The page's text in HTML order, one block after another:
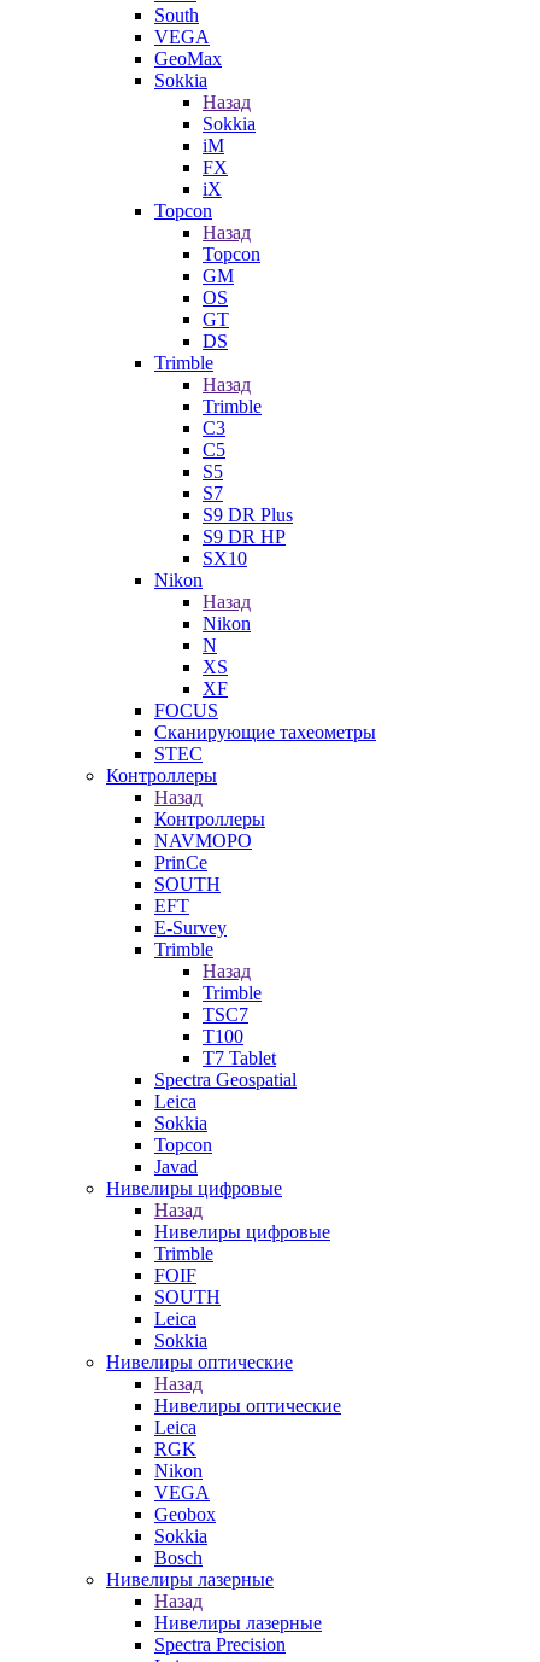
South
VEGA
GeoMax
Sokkia
Назад
Sokkia
iM
FX
iX
Topcon
Назад
Topcon
GM
OS
GT
DS
Trimble
Назад
Trimble
C3
C5
S5
S7
S9 DR Plus
S9 DR HP
SX10
Nikon
Назад
Nikon
N
XS
XF
FOCUS
Сканирующие тахеометры
STEC
Контроллеры
Назад
Контроллеры
NAVMOPO
PrinCe
SOUTH
EFT
E-Survey
Trimble
Назад
Trimble
TSC7
T100
T7 Tablet
Spectra Geospatial
Leica
Sokkia
Topcon
Javad
Нивелиры цифровые
Назад
Нивелиры цифровые
Trimble
FOIF
SOUTH
Leica
Sokkia
Нивелиры оптические
Назад
Нивелиры оптические
Leica
RGK
Nikon
VEGA
Geobox
Sokkia
Bosch
Нивелиры лазерные
Назад
Нивелиры лазерные
Spectra Precision